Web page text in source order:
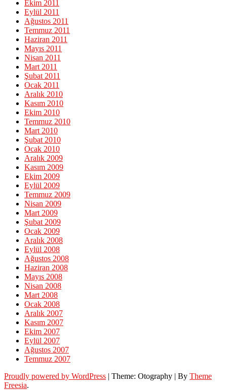
Ekim 2011
Eylül 2011
Ağustos 2011
Temmuz 2011
Haziran 2011
Mayıs 2011
Nisan 2011
Mart 2011
Şubat 2011
Ocak 2011
Aralık 2010
Kasım 2010
Ekim 2010
Temmuz 2010
Mart 2010
Şubat 2010
Ocak 2010
Aralık 2009
Kasım 2009
Ekim 2009
Eylül 2009
Temmuz 2009
Nisan 2009
Mart 2009
Şubat 2009
Ocak 2009
Aralık 2008
Eylül 2008
Ağustos 2008
Haziran 2008
Mayıs 2008
Nisan 2008
Mart 2008
Ocak 2008
Aralık 2007
Kasım 2007
Ekim 2007
Eylül 2007
Ağustos 2007
Temmuz 2007
Proudly powered by WordPress | Theme: Otography | By Theme
Freesia.